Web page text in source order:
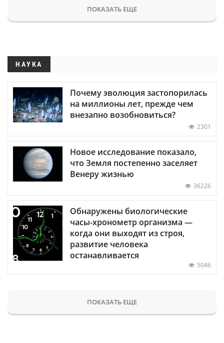
ПОКАЗАТЬ ЕЩЕ
НАУКА
Почему эволюция застопорилась
на миллионы лет, прежде чем
внезапно возобновиться?
2301
Новое исследование показало,
что Земля постепенно заселяет
Венеру жизнью
36226
Обнаружены биологические
часы-хронометр организма —
когда они выходят из строя,
развитие человека
останавливается
5046
ПОКАЗАТЬ ЕЩЕ